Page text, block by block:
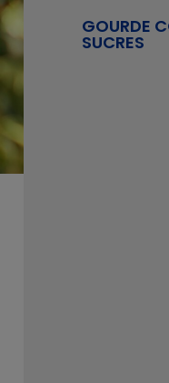
GOURDE
SUCRES